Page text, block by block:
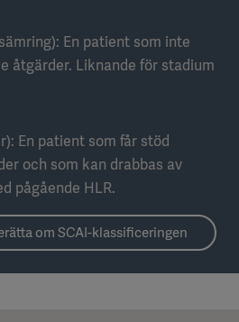
En patient som inte
åtgärder. Liknande för stadium
En patient som får stöd
och som kan drabbas av
pågående HLR.
om SCAI-klassificeringen